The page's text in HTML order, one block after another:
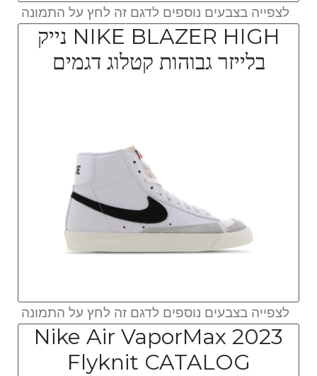
לצפייה בצבעים נוספים לדגם זה לחץ על התמונה
NIKE BLAZER HIGH נייק
בלייזר גבוהות קטלוג דגמים
לצפייה בצבעים נוספים לדגם זה לחץ על התמונה
Nike Air VaporMax 2023
Flyknit CATALOG